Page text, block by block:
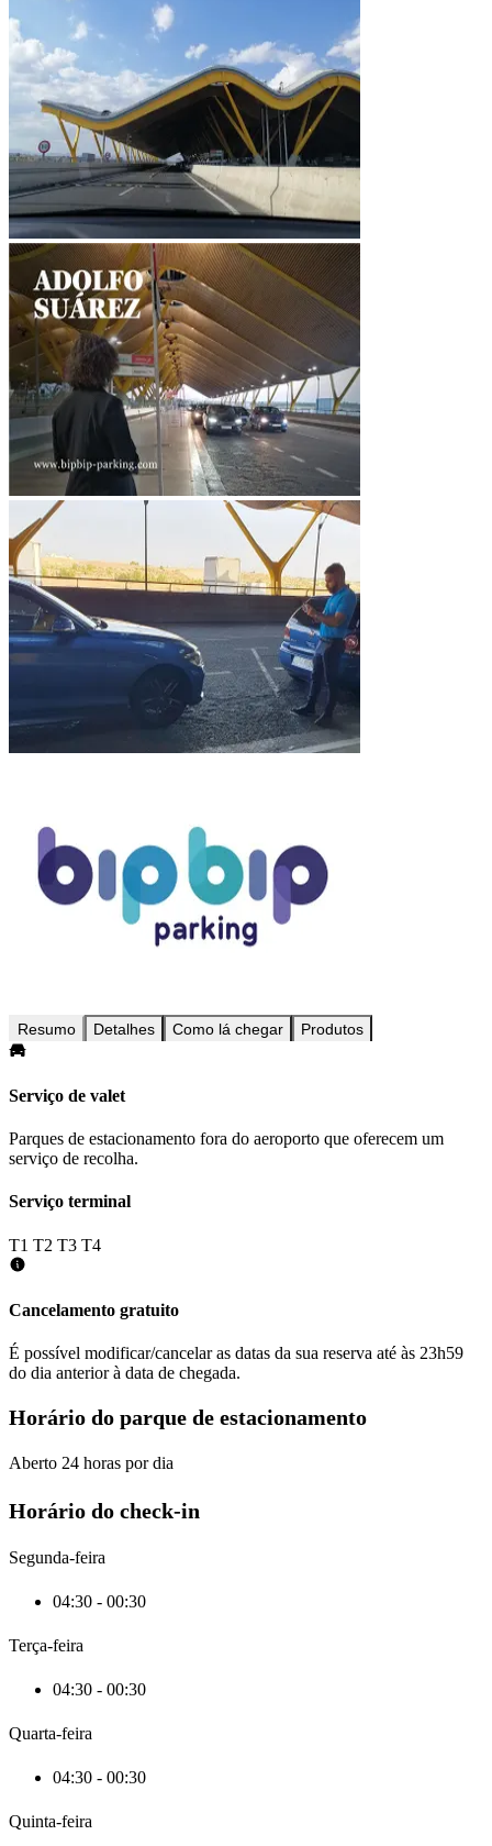
Resumo Detalhes Como lá chegar Produtos
Serviço de valet
Parques de estacionamento fora do aeroporto que oferecem um
serviço de recolha.
Serviço terminal
T1 T2 T3 T4
Cancelamento gratuito
É possível modificar/cancelar as datas da sua reserva até às 23h59
do dia anterior à data de chegada.
Horário do parque de estacionamento
Aberto 24 horas por dia
Horário do check-in
Segunda-feira
04:30 - 00:30
Terça-feira
04:30 - 00:30
Quarta-feira
04:30 - 00:30
Quinta-feira